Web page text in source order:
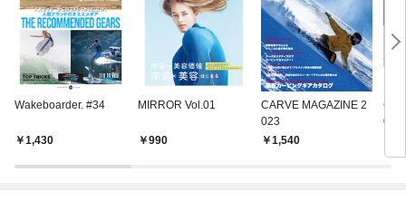
Wakeboarder. #34
1,430
MIRROR Vol.01
990
CARVE MAGAZINE 2
023
1,540
024